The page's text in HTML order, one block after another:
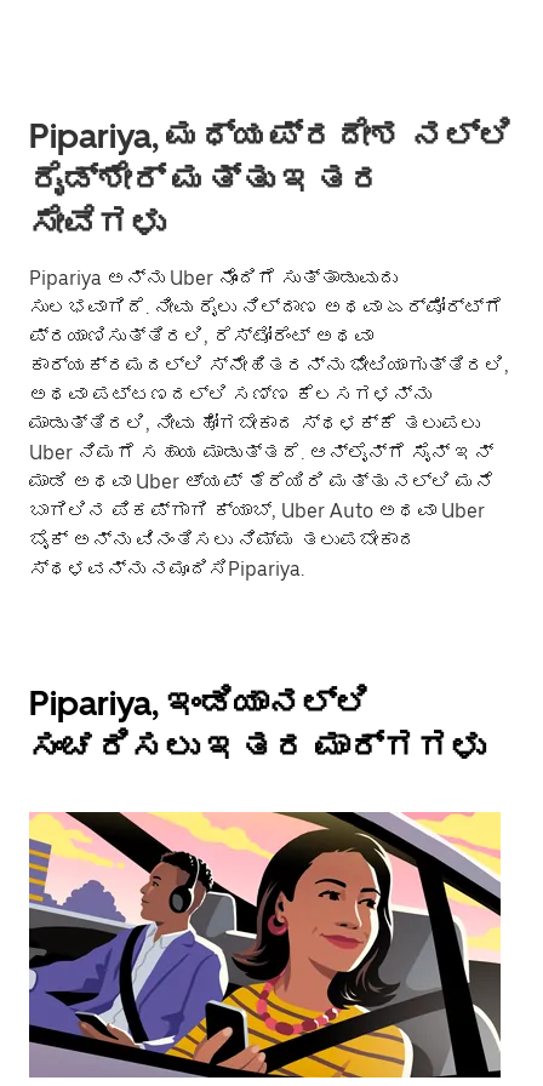
Pipariya, ಮಧ್ಯಪ್ರದೇಶ ನಲ್ಲಿ
ರೈಡ್‌ಶೇರ್ ಮತ್ತು ಇತರ
ಸೇವೆಗಳು
Pipariya ಅನ್ನು Uber ನೊಂದಿಗೆ ಸುತ್ತಾಡುವುದು
ಸುಲಭವಾಗಿದೆ. ನೀವು ರೈಲು ನಿಲ್ದಾಣ ಅಥವಾ ಏರ್‌ಪೋರ್ಟ್‌ಗೆ
ಪ್ರಯಾಣಿಸುತ್ತಿರಲಿ, ರೆಸ್ಟೋರೆಂಟ್ ಅಥವಾ
ಕಾರ್ಯಕ್ರಮದಲ್ಲಿ ಸ್ನೇಹಿತರನ್ನು ಭೇಟಿಯಾಗುತ್ತಿರಲಿ,
ಅಥವಾ ಪಟ್ಟಣದಲ್ಲಿ ಸಣ್ಣ ಕೆಲಸಗಳನ್ನು
ಮಾಡುತ್ತಿರಲಿ, ನೀವು ಹೋಗಬೇಕಾದ ಸ್ಥಳಕ್ಕೆ ತಲುಪಲು
Uber ನಿಮಗೆ ಸಹಾಯ ಮಾಡುತ್ತದೆ. ಆನ್‌ಲೈನ್‌ಗೆ ಸೈನ್ ಇನ್
ಮಾಡಿ ಅಥವಾ Uber ಆ್ಯಪ್ ತೆರೆಯಿರಿ ಮತ್ತು ನಲ್ಲಿ ಮನೆ
ಬಾಗಿಲಿನ ಪಿಕಪ್‌ಗಾಗಿ ಕ್ಯಾಬ್, Uber Auto ಅಥವಾ Uber
ಬೈಕ್ ಅನ್ನು ವಿನಂತಿಸಲು ನಿಮ್ಮ ತಲುಪಬೇಕಾದ
ಸ್ಥಳವನ್ನು ನಮೂದಿಸಿPipariya.
Pipariya, ಇಂಡಿಯಾನಲ್ಲಿ
ಸಂಚರಿಸಲು ಇತರ ಮಾರ್ಗಗಳು